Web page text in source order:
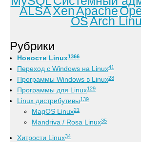
ALSAXenApache
OSArch
Рубрики
Новости Linux1366
Переход с Windows на Linux41
Программы Windows в Linux28
Программы для Linux129
Linux дистрибутивы139
MagOS Linux21
Mandriva / Rosa Linux35
Хитрости Linux34